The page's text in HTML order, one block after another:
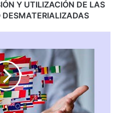
Y UTILIZACIÓN DE LAS
DESMATERIALIZADAS